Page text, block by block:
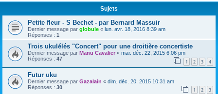
Sujets
Petite fleur - S Bechet - par Bernard Massuir
Dernier message par globule « lun. avr. 18, 2016 8:39 am
Réponses : 1
Trois ukulélés "Concert" pour une droitière concertiste
Dernier message par Manu Cavalier « mar. déc. 22, 2015 6:06 pm
Réponses : 47 1 2 3 4
Futur uku
Dernier message par Gazalain « dim. déc. 20, 2015 10:31 am
Réponses : 30 1 2 3